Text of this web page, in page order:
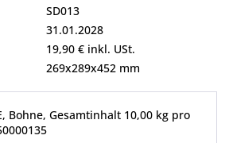
SD013
31.01.2028
19,90 € inkl. USt.
269x289x452 mm
Bohne, Gesamtinhalt 10,00 kg pro